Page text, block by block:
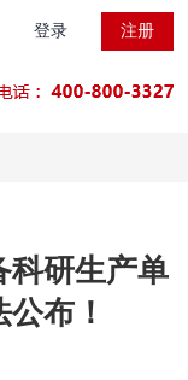
登录 注册
科研生产单
布！